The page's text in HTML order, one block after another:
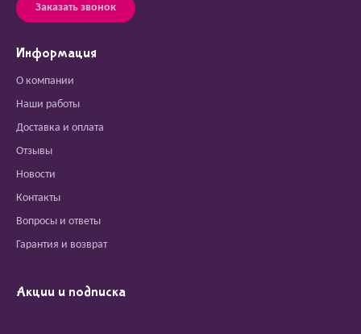
Заказать звонок
Информация
О компании
Наши работы
Доставка и оплата
Отзывы
Новости
Контакты
Вопросы и ответы
Гарантия и возврат
Акции и подписка